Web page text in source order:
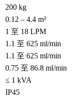
200 kg
0.12 – 4.4 m²
1 至 18 LPM
1.1 至 625 ml/min
1.1 至 625 ml/min
0.75 至 86.8 ml/min
≤ 1 kVA
IP45